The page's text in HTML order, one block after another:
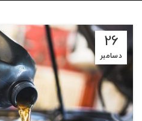
26
دسامبر